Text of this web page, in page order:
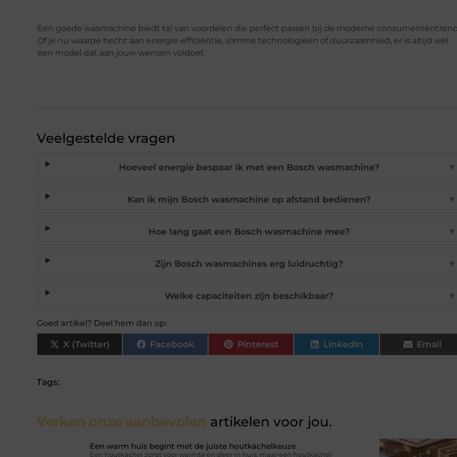
Een goede wasmachine biedt tal van voordelen die perfect passen bij de moderne
Of je nu waarde hecht aan energie-efficiëntie, slimme technologieën of duurzaamheid, er is altijd wel
een model dat aan jouw wensen voldoet.
Veelgestelde vragen
Hoeveel energie bespaar ik met een Bosch wasmachine? ▼
Kan ik mijn Bosch wasmachine op afstand bedienen? ▼
Hoe lang gaat een Bosch wasmachine mee? ▼
Zijn Bosch wasmachines erg luidruchtig? ▼
Welke capaciteiten zijn beschikbaar? ▼
Goed artikel? Deel hem dan op:
X (Twitter) Facebook Pinterest LinkedIn Email
Tags:
Verken onze aanbevolen artikelen voor jou.
Een warm huis begint met de juiste houtkachelkeuze
Een houtkachel zorgt voor warmte en sfeer in huis, maar een houtkachel